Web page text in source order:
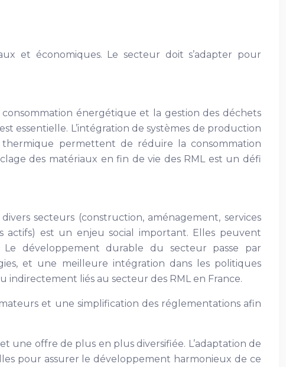
et économiques. Le secteur doit s’adapter pour
énergétique et la gestion des déchets
essentielle. L’intégration de systèmes de production
permettent de réduire la consommation
des matériaux en fin de vie des RML est un défi
secteurs (construction, aménagement, services
actifs) est un enjeu social important. Elles peuvent
développement durable du secteur passe par
et une meilleure intégration dans les politiques
liés au secteur des RML en France.
et une simplification des réglementations afin
une offre de plus en plus diversifiée. L’adaptation de
pour assurer le développement harmonieux de ce